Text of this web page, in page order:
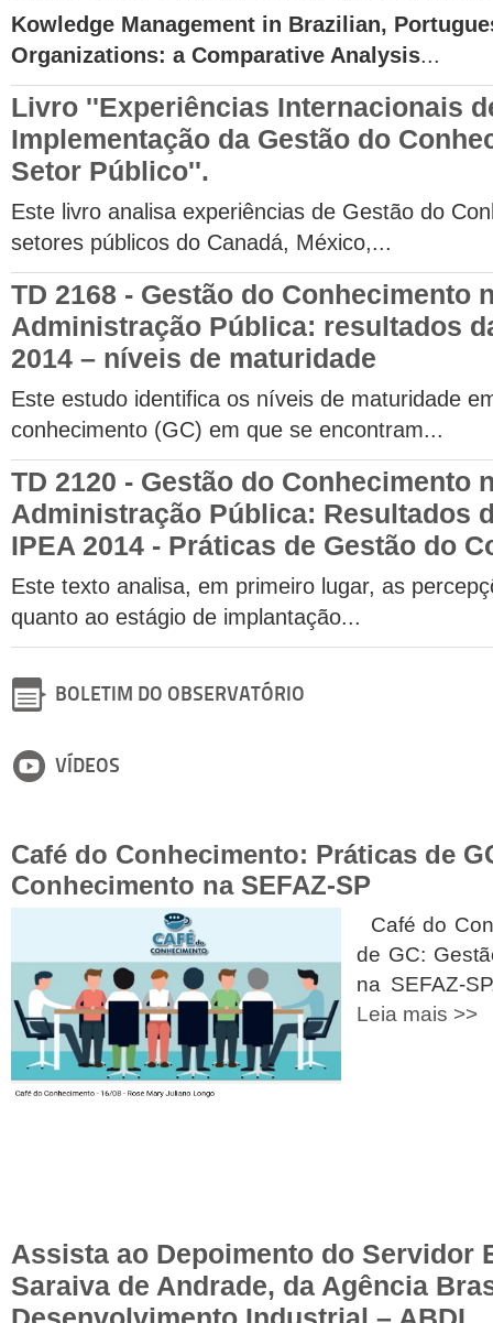
Kowledge Management in Brazilian,
Organizations: a Comparative Analysis...
Livro ''Experiências Internacionais
Implementação da Gestão do
Setor Público''.
Este livro analisa experiências de Gestão do
setores públicos do Canadá, México,...
TD 2168 - Gestão do Conhecimento
Administração Pública: resultados
2014 – níveis de maturidade
Este estudo identifica os níveis de maturidade
conhecimento (GC) em que se encontram...
TD 2120 - Gestão do Conhecimento
Administração Pública: Resultados
IPEA 2014 - Práticas de Gestão do
Este texto analisa, em primeiro lugar, as
quanto ao estágio de implantação...
BOLETIM DO OBSERVATÓRIO
VÍDEOS
Café do Conhecimento: Práticas de
Conhecimento na SEFAZ-SP
Café do
de GC:
na SEFAZ-
Leia mais >>
Assista ao Depoimento do Servidor
Saraiva de Andrade, da Agência